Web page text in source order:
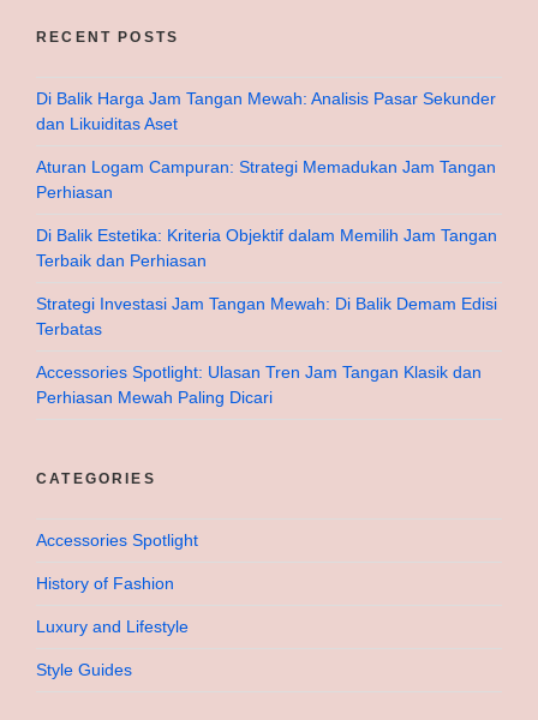
RECENT POSTS
Di Balik Harga Jam Tangan Mewah: Analisis Pasar Sekunder
dan Likuiditas Aset
Aturan Logam Campuran: Strategi Memadukan Jam Tangan
Perhiasan
Di Balik Estetika: Kriteria Objektif dalam Memilih Jam Tangan
Terbaik dan Perhiasan
Strategi Investasi Jam Tangan Mewah: Di Balik Demam Edisi
Terbatas
Accessories Spotlight: Ulasan Tren Jam Tangan Klasik dan
Perhiasan Mewah Paling Dicari
CATEGORIES
Accessories Spotlight
History of Fashion
Luxury and Lifestyle
Style Guides